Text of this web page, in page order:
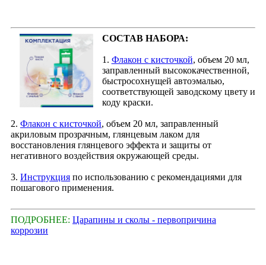
СОСТАВ НАБОРА:
1. Флакон с кисточкой, объем 20 мл,
заправленный высококачественной,
быстросохнущей автоэмалью,
соответствующей заводскому цвету и
коду краски.
2. Флакон с кисточкой, объем 20 мл, заправленный
акриловым прозрачным, глянцевым лаком для
восстановления глянцевого эффекта и защиты от
негативного воздействия окружающей среды.
3. Инструкция по использованию с рекомендациями для
пошагового применения.
ПОДРОБНЕЕ: Царапины и сколы - первопричина
коррозии